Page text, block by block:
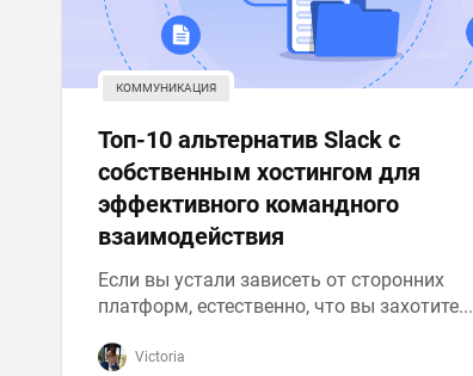
КОММУНИКАЦИЯ
Топ-10 альтернатив Slack с
собственным хостингом для
эффективного командного
взаимодействия
Если вы устали зависеть от сторонних
платформ, естественно, что вы захотите...
Victoria